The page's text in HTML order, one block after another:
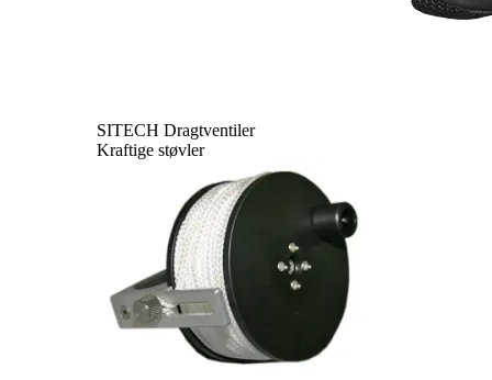
SITECH Dragtventiler
Kraftige støvler